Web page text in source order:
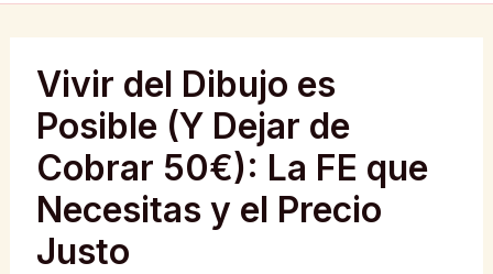
Vivir del Dibujo es
Posible (Y Dejar de
Cobrar 50€): La FE que
Necesitas y el Precio
Justo